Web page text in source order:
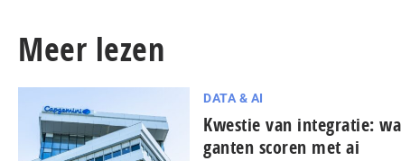
Meer lezen
DATA & AI
Kwestie van integratie:
gan­ten scoren met ai